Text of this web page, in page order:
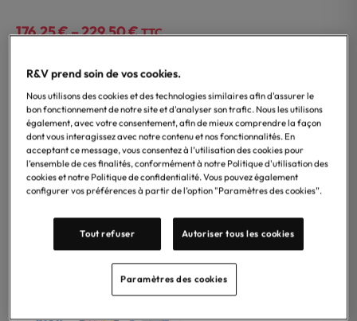
176,25€–229,50€Price
176,25 €
through
229,50 €
TTC
Finition
Chrome Black Metal GHRC Copper GHRC
quantité
Porte-
E-commerce : livraison offerte jusqu’au 31 juillet 2026
R&V prend soin de vos cookies.
Nous utilisons des cookies et des technologies similaires afin d'assurer le
bon fonctionnement de notre site et d'analyser son trafic. Nous les utilisons
également, avec votre consentement, afin de mieux comprendre la façon
dont vous interagissez avec notre contenu et nos fonctionnalités. En
acceptant ce message, vous consentez à l’utilisation des cookies pour
l’ensemble de ces finalités, conformément à notre Politique d'utilisation des
cookies et notre Politique de confidentialité. Vous pouvez également
configurer vos préférences à partir de l’option "Paramètres des cookies”.
Tout refuser Autoriser tous les cookies
Paramètres des cookies